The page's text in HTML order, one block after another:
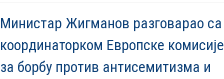
Министар Жигманов разговарао са
координаторком Европске комисије
за борбу против антисемитизма и